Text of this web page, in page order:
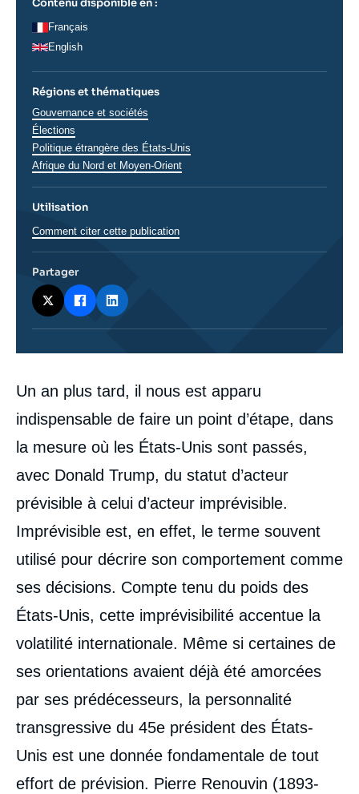
Corps
analyses
Un an plus tard, il nous est apparu
indispensable de faire un point d’étape, dans
la mesure où les États-Unis sont passés,
avec Donald Trump, du statut d’acteur
prévisible à celui d’acteur imprévisible.
Imprévisible est, en effet, le terme souvent
utilisé pour décrire son comportement comme
ses décisions. Compte tenu du poids des
États-Unis, cette imprévisibilité accentue la
volatilité internationale. Même si certaines de
ses orientations avaient déjà été amorcées
par ses prédécesseurs, la personnalité
transgressive du 45e président des États-
Unis est une donnée fondamentale de tout
effort de prévision. Pierre Renouvin (1893-
Contenu disponible en :
Français
English
Régions et thématiques
Thématiques
analyses
Gouvernance et sociétés
Élections
Régions
Politique étrangère des États-Unis
Afrique du Nord et Moyen-Orient
Utilisation
Comment citer cette publication
Partager